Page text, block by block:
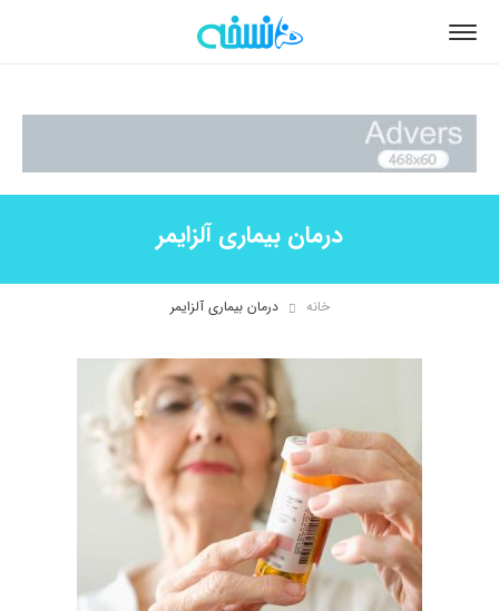
درمان بیماری آلزایمر
خانه درمان بیماری آلزایمر